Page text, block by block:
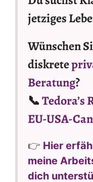
jetziges
Wünschen
diskrete
Beratung?
📞Tedora’s
EU-USA-
👉 Hier
meine
dich